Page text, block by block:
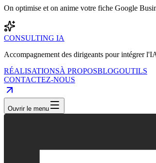
On optimise et on anime votre fiche Google
CONSULTING IA
Accompagnement des dirigeants pour intégrer
RÉALISATIONSÀ PROPOSBLOGOUTILS
CONTACTEZ-NOUS
Ouvrir le menu